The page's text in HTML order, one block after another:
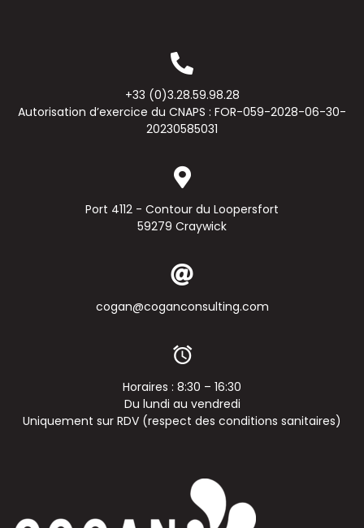
+33 (0)3.28.59.98.28
Autorisation d’exercice du CNAPS : FOR-059-2028-06-30-
20230585031
Port 4112 - Contour du Loopersfort
59279 Craywick
cogan@coganconsulting.com
Horaires : 8:30 – 16:30
Du lundi au vendredi
Uniquement sur RDV (respect des conditions sanitaires)